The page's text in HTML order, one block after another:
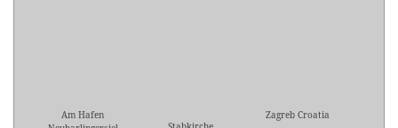
Am Hafen
Zagreb Croatia